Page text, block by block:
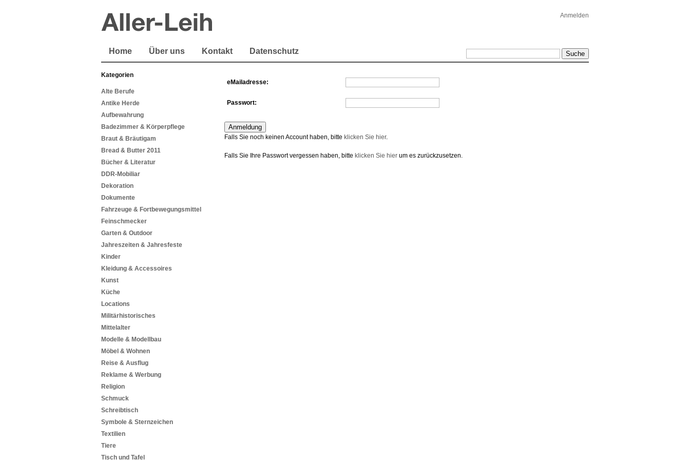
Anmelden
Home Über uns Kontakt Datenschutz
Kategorien
Alte Berufe
Antike Herde
Aufbewahrung
Badezimmer & Körperpflege
Braut & Bräutigam
Bread & Butter 2011
Bücher & Literatur
DDR-Mobiliar
Dekoration
Dokumente
Fahrzeuge & Fortbewegungsmittel
Feinschmecker
Garten & Outdoor
Jahreszeiten & Jahresfeste
Kinder
Kleidung & Accessoires
Kunst
Küche
Locations
Militärhistorisches
Mittelalter
Modelle & Modellbau
Möbel & Wohnen
Reise & Ausflug
Reklame & Werbung
Religion
Schmuck
Schreibtisch
Symbole & Sternzeichen
Textilien
Tiere
Tisch und Tafel
eMailadresse:
Passwort:
Falls Sie noch keinen Account haben, bitte klicken Sie hier.
Falls Sie Ihre Passwort vergessen haben, bitte klicken Sie hier um es zurückzusetzen.